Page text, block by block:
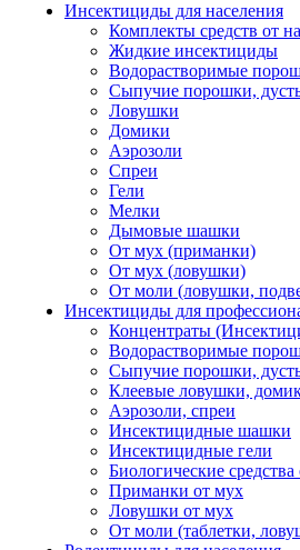
Инсектициды для населения
Комплекты средств от
Жидкие инсектициды
Водорастворимые
Сыпучие порошки,
Ловушки
Домики
Аэрозоли
Спреи
Гели
Мелки
Дымовые шашки
От мух (приманки)
От мух (ловушки)
От моли (ловушки,
Инсектициды для
Концентраты
Водорастворимые
Сыпучие порошки,
Клеевые ловушки,
Аэрозоли, спреи
Инсектицидные шашки
Инсектицидные гели
Биологические средства
Приманки от мух
Ловушки от мух
От моли (таблетки,